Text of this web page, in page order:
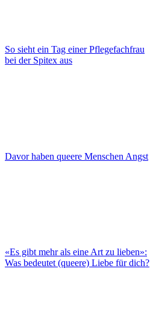
So sieht ein Tag einer Pflegefachfrau
bei der Spitex aus
Davor haben queere Menschen Angst
«Es gibt mehr als eine Art zu lieben»:
Was bedeutet (queere) Liebe für dich?